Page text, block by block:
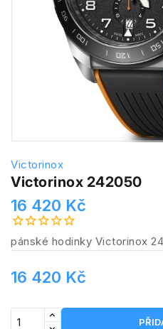
Victorinox
Victorinox 242050
16 420 Kč
pánské hodinky Victorinox
16 420 Kč